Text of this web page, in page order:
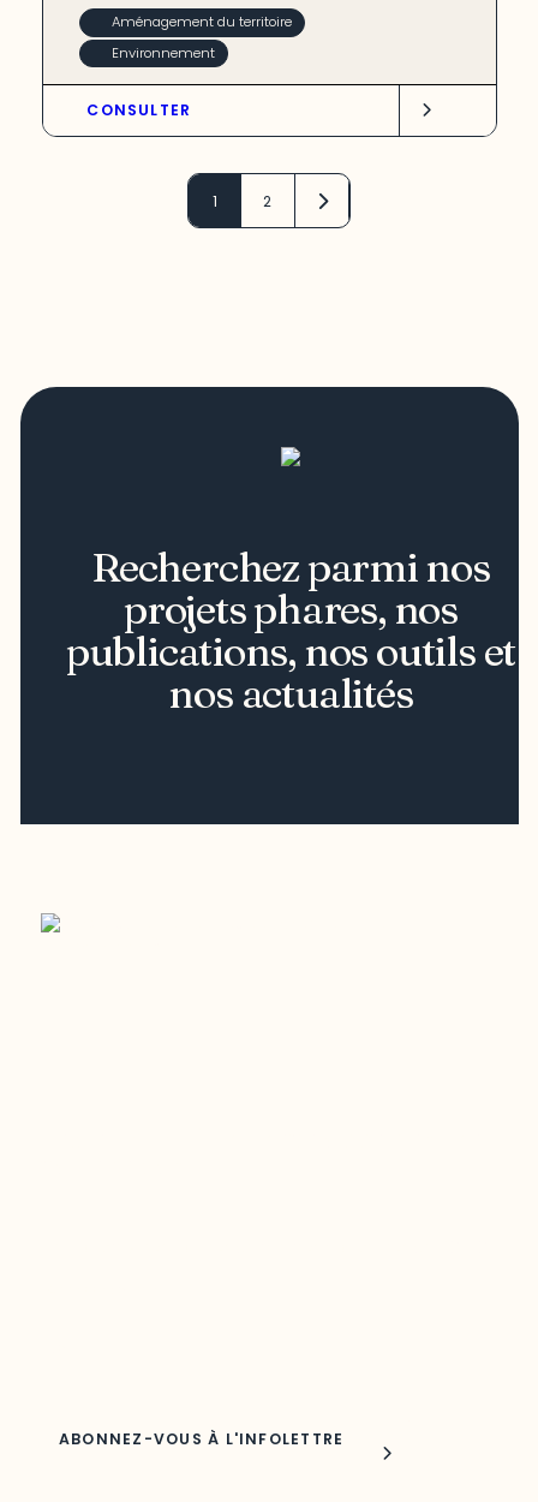
Aménagement du territoire
Environnement
CONSULTER
1 2
Recherchez parmi nos
projets phares, nos
publications, nos outils et
nos actualités